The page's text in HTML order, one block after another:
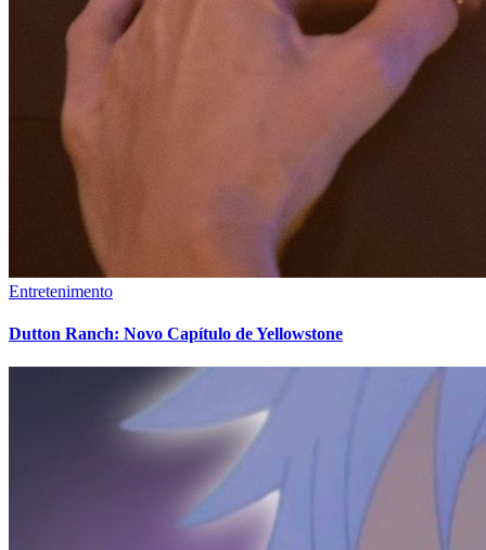
Entretenimento
Dutton Ranch: Novo Capítulo de Yellowstone